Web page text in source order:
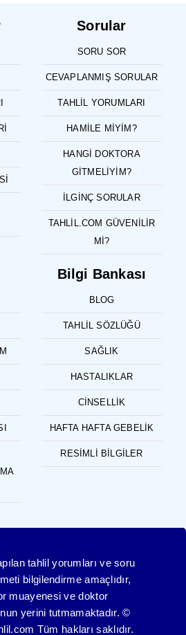
Sorular
SORU SOR
CEVAPLANMIŞ SORULAR
TAHLIL YORUMLARI
HAMILE MIYIM?
HANGI DOKTORA
GITMELIYIM?
İLGINÇ SORULAR
TAHLIL.COM GÜVENILIR
MI?
Bilgi Bankası
BLOG
TAHLIL SÖZLÜĞÜ
SAĞLIK
HASTALIKLAR
CINSELLIK
HAFTA HAFTA GEBELIK
RESIMLI BILGILER
tahlil yorumları ve soru
bilgilendirme amaçlıdır,
muayenesi ve doktor
yerini tutmamaktadır. ©
Tüm hakları saklıdır.